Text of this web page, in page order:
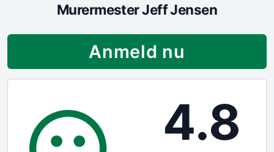
Murermester Jeff Jensen
Anmeld nu
4.8